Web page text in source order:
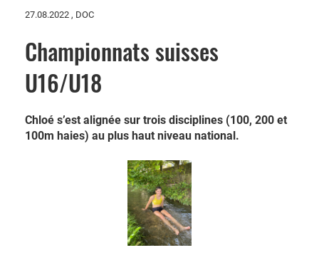
27.08.2022 , DOC
Championnats suisses
U16/U18
Chloé s’est alignée sur trois disciplines (100, 200 et
100m haies) au plus haut niveau national.